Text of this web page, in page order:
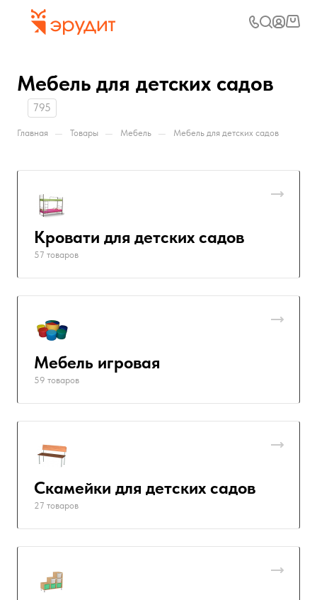
Мебель для детских садов
795
Главная — Товары — Мебель — Мебель для детских садов
Кровати для детских садов
57 товаров
Мебель игровая
59 товаров
Скамейки для детских садов
27 товаров